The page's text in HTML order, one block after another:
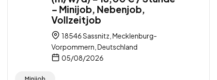
– Minijob, Nebenjob,
Vollzeitjob
18546 Sassnitz, Mecklenburg-
Vorpommern, Deutschland
05/08/2026
Minijob